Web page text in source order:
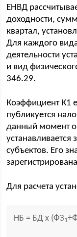
ЕНВД
доходности,
квартал,
Для каждого
деятельности
и вид
346.29.
Коэффициент К1
публикуется
данный момент
субъектов. Его
Для расчета
НБ = БД х (ФЗ1